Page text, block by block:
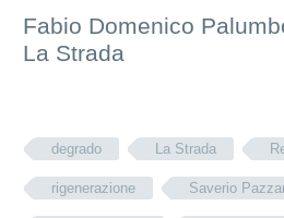
Fabio Domenico
La Strada
degrado La Strada
rigenerazione Saverio